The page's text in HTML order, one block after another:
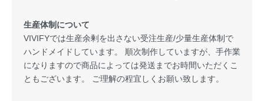
生産体制について
VIVIFYでは生産余剰を出さない受注生産/少量生産体制で
ハンドメイドしています。 順次制作していますが、手作業
になりますので商品によっては発送までお時間いただくこ
ともございます。 ご理解の程宜しくお願い致します。